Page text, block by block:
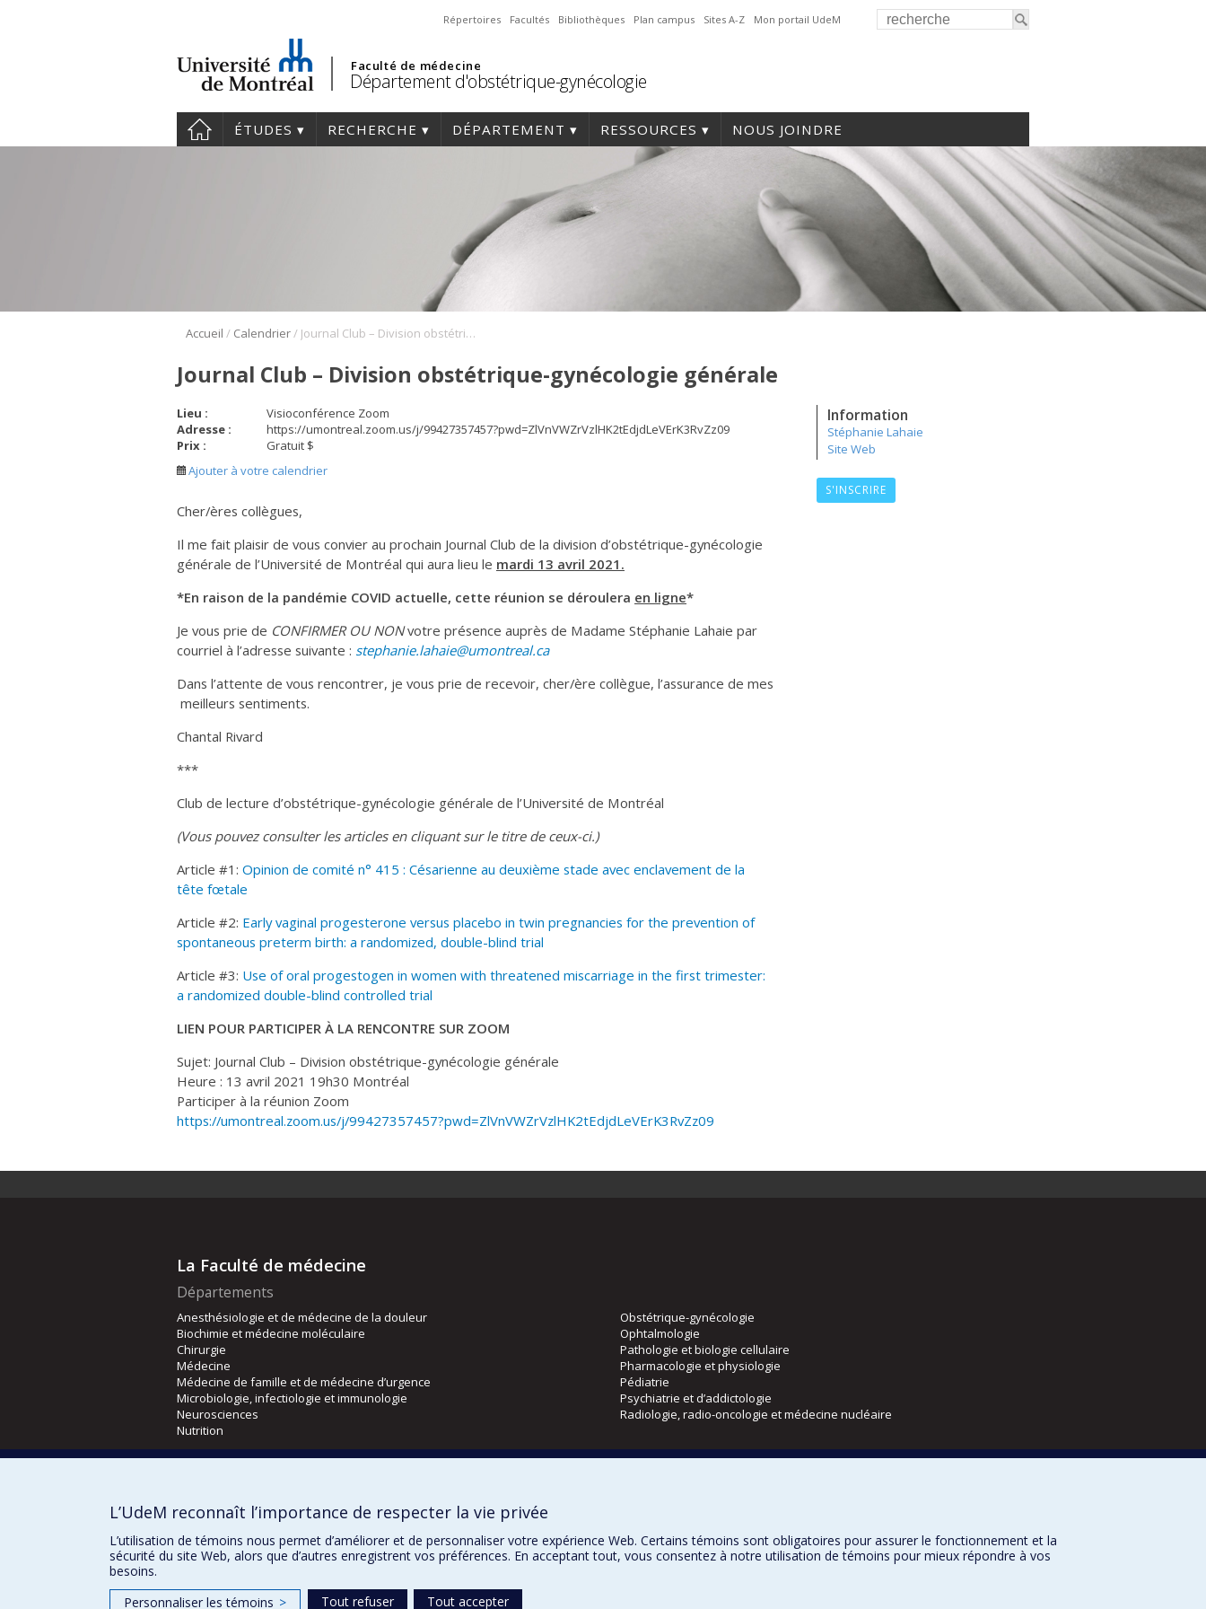
Répertoires Facultés Bibliothèques Plan campus Sites A-Z Mon portail UdeM
Faculté de médecine
Département d'obstétrique-gynécologie
ÉTUDES RECHERCHE DÉPARTEMENT RESSOURCES NOUS JOINDRE
Accueil / Calendrier/ Journal Club – Division obstétrique-gynécologie générale
Journal Club – Division obstétrique-gynécologie générale
Lieu :
Visioconférence Zoom
Adresse :
https://umontreal.zoom.us/j/99427357457?pwd=ZlVnVWZrVzlHK2tEdjdLeVErK3RvZz09
Prix :
Gratuit $
Ajouter à votre calendrier
Information
Stéphanie Lahaie
Site Web
S'INSCRIRE
Cher/ères collègues,
Il me fait plaisir de vous convier au prochain Journal Club de la division d’obstétrique-gynécologie
générale de l’Université de Montréal qui aura lieu le mardi 13 avril 2021.
*En raison de la pandémie COVID actuelle, cette réunion se déroulera en ligne*
Je vous prie de CONFIRMER OU NONvotre présence auprès de Madame Stéphanie Lahaie par
courriel à l’adresse suivante : stephanie.lahaie@umontreal.ca
Dans l’attente de vous rencontrer, je vous prie de recevoir, cher/ère collègue, l’assurance de mes
meilleurs sentiments.
Chantal Rivard
***
Club de lecture d’obstétrique-gynécologie générale de l’Université de Montréal
(Vous pouvez consulter les articles en cliquant sur le titre de ceux-ci.)
Article #1: Opinion de comité n° 415 : Césarienne au deuxième stade avec enclavement de la
tête fœtale
Article #2: Early vaginal progesterone versus placebo in twin pregnancies for the prevention of
spontaneous preterm birth: a randomized, double-blind trial
Article #3: Use of oral progestogen in women with threatened miscarriage in the first trimester:
a randomized double-blind controlled trial
LIEN POUR PARTICIPER À LA RENCONTRE SUR ZOOM
Sujet: Journal Club – Division obstétrique-gynécologie générale
Heure : 13 avril 2021 19h30 Montréal
Participer à la réunion Zoom
https://umontreal.zoom.us/j/99427357457?pwd=ZlVnVWZrVzlHK2tEdjdLeVErK3RvZz09
La Faculté de médecine
Départements
Anesthésiologie et de médecine de la douleur
Biochimie et médecine moléculaire
Chirurgie
Médecine
Médecine de famille et de médecine d’urgence
Microbiologie, infectiologie et immunologie
Neurosciences
Nutrition
Obstétrique-gynécologie
Ophtalmologie
Pathologie et biologie cellulaire
Pharmacologie et physiologie
Pédiatrie
Psychiatrie et d’addictologie
Radiologie, radio-oncologie et médecine nucléaire
Orthophonie et audiologie
L’UdeM reconnaît l’importance de respecter la vie privée
L’utilisation de témoins nous permet d’améliorer et de personnaliser votre expérience Web. Certains témoins sont obligatoires pour assurer le fonctionnement et la
sécurité du site Web, alors que d’autres enregistrent vos préférences. En acceptant tout, vous consentez à notre utilisation de témoins pour mieux répondre à vos
besoins.
Personnaliser les témoins > Tout refuser Tout accepter